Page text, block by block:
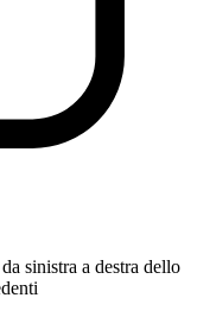
sinistra a destra dello